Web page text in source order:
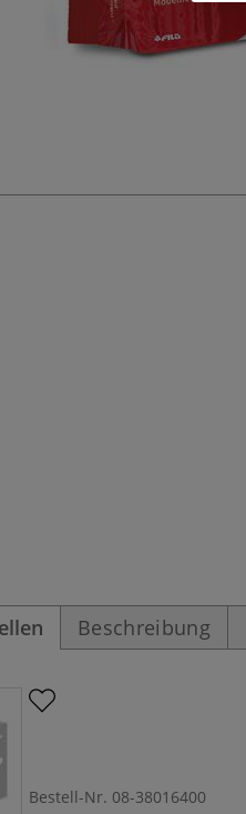
Beschreibung
Bestell-Nr. 08-38016400